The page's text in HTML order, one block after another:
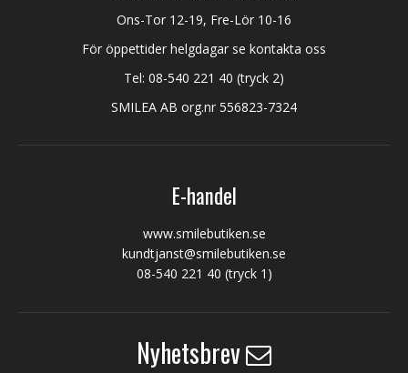
Ons-Tor 12-19, Fre-Lör 10-16
För öppettider helgdagar se kontakta oss
Tel: 08-540 221 40 (tryck 2)
SMILEA AB org.nr 556823-7324
E-handel
www.smilebutiken.se
kundtjanst@smilebutiken.se
08-540 221 40 (tryck 1)
Nyhetsbrev